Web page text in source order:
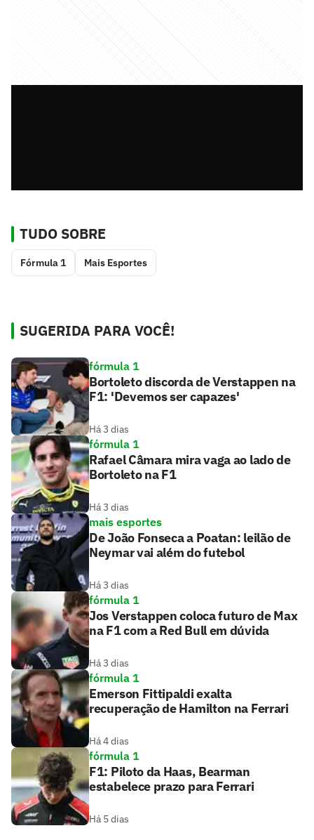
TUDO SOBRE
Fórmula 1 Mais Esportes
SUGERIDA PARA VOCÊ!
fórmula 1
Bortoleto discorda de Verstappen na
F1: 'Devemos ser capazes'
Há 3 dias
fórmula 1
Rafael Câmara mira vaga ao lado de
Bortoleto na F1
Há 3 dias
mais esportes
De João Fonseca a Poatan: leilão de
Neymar vai além do futebol
Há 3 dias
fórmula 1
Jos Verstappen coloca futuro de Max
na F1 com a Red Bull em dúvida
Há 3 dias
fórmula 1
Emerson Fittipaldi exalta
recuperação de Hamilton na Ferrari
Há 4 dias
fórmula 1
F1: Piloto da Haas, Bearman
estabelece prazo para Ferrari
Há 5 dias